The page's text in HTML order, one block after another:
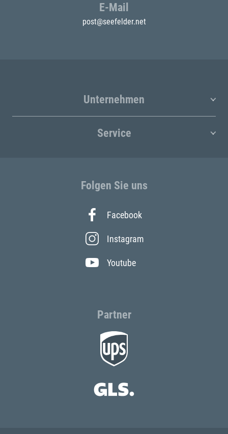
E-Mail
post@seefelder.net
Unternehmen
Service
Folgen Sie uns
Facebook
Instagram
Youtube
Partner